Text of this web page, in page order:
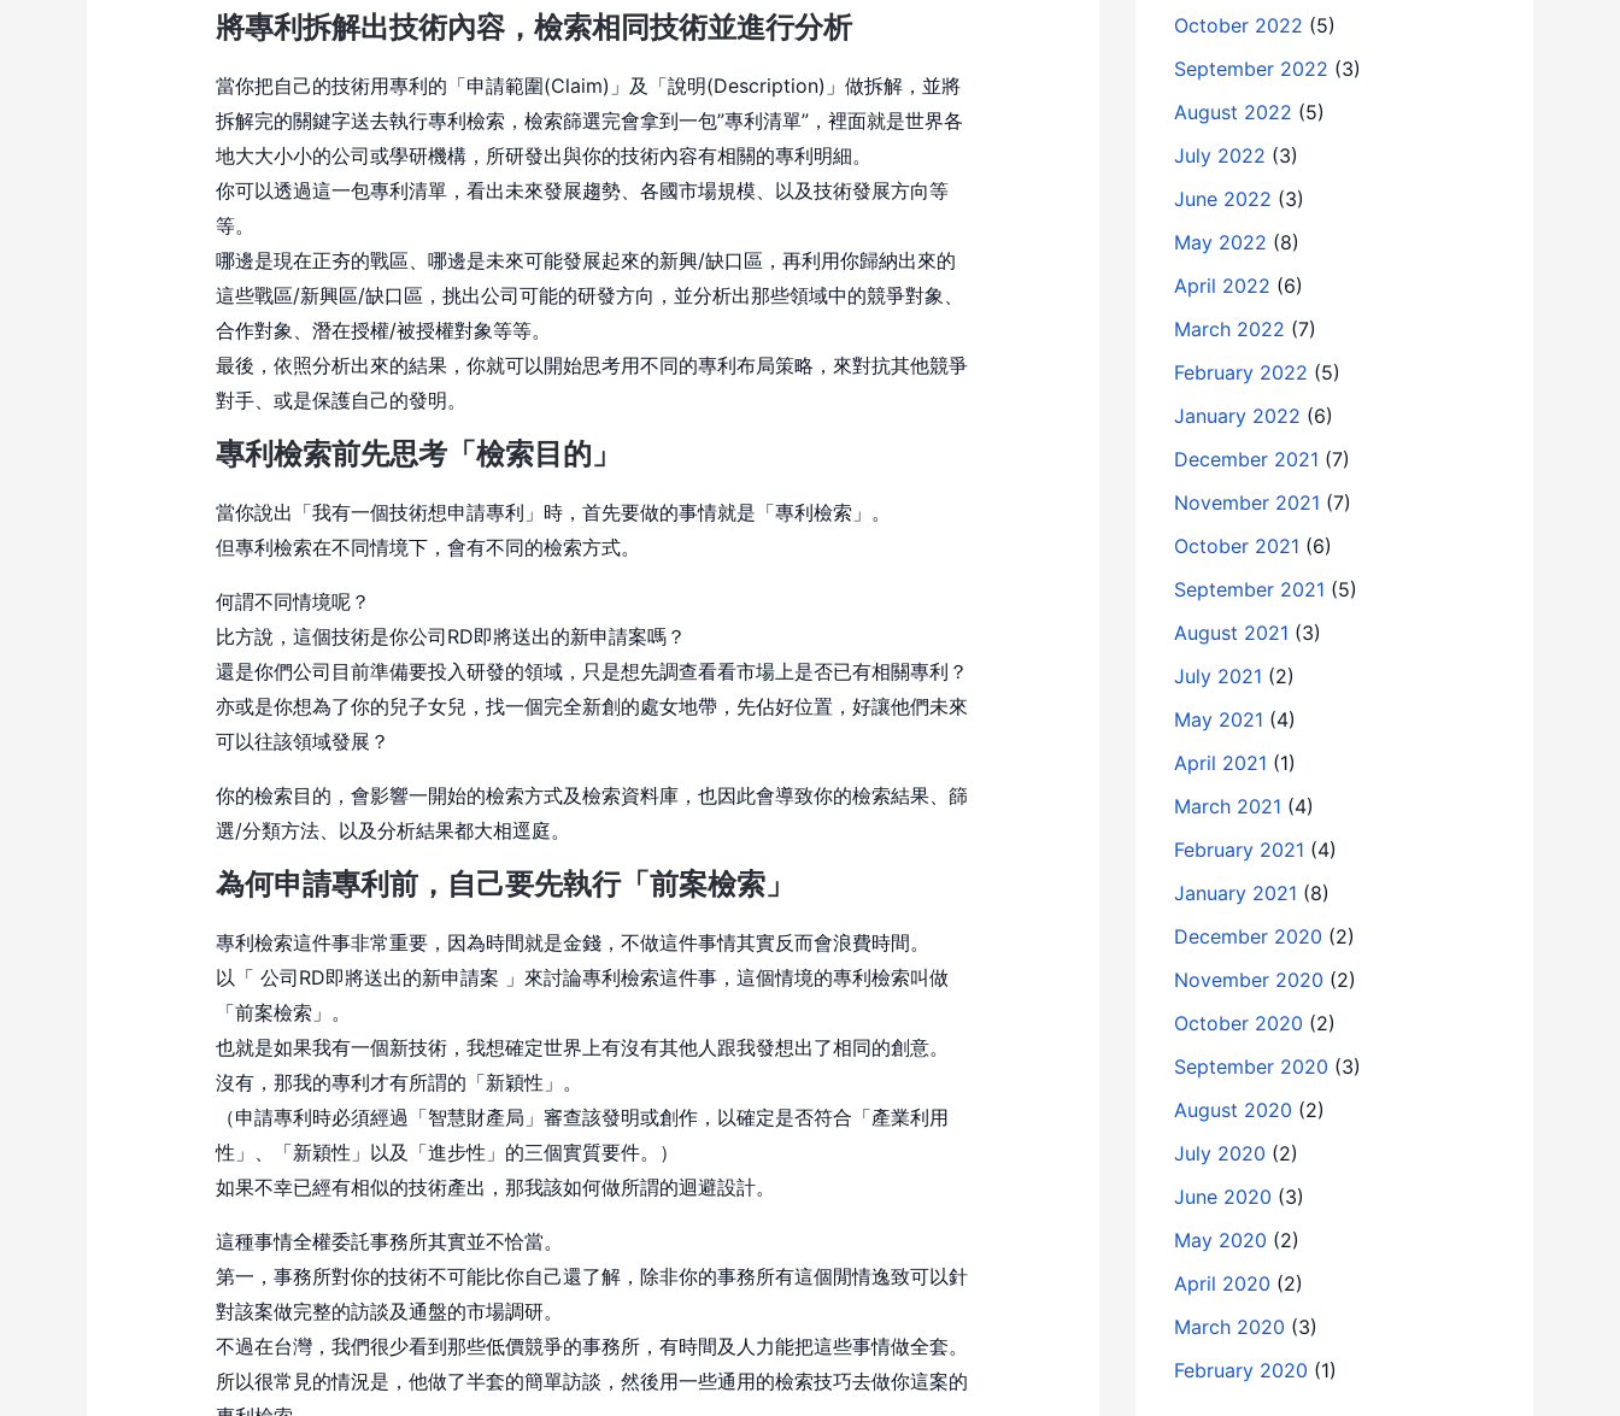
將專利拆解出技術內容，檢索相同技術並進行分析
當你把自己的技術用專利的「申請範圍(Claim)」及「說明(Description)」做拆解，並將
拆解完的關鍵字送去執行專利檢索，檢索篩選完會拿到一包”專利清單”，裡面就是世界各
地大大小小的公司或學研機構，所研發出與你的技術內容有相關的專利明細。
你可以透過這一包專利清單，看出未來發展趨勢、各國市場規模、以及技術發展方向等
等。
哪邊是現在正夯的戰區、哪邊是未來可能發展起來的新興/缺口區，再利用你歸納出來的
這些戰區/新興區/缺口區，挑出公司可能的研發方向，並分析出那些領域中的競爭對象、
合作對象、潛在授權/被授權對象等等。
最後，依照分析出來的結果，你就可以開始思考用不同的專利布局策略，來對抗其他競爭
對手、或是保護自己的發明。
專利檢索前先思考「檢索目的」
當你說出「我有一個技術想申請專利」時，首先要做的事情就是「專利檢索」。
但專利檢索在不同情境下，會有不同的檢索方式。
何謂不同情境呢？
比方說，這個技術是你公司RD即將送出的新申請案嗎？
還是你們公司目前準備要投入研發的領域，只是想先調查看看市場上是否已有相關專利？
亦或是你想為了你的兒子女兒，找一個完全新創的處女地帶，先佔好位置，好讓他們未來
可以往該領域發展？
你的檢索目的，會影響一開始的檢索方式及檢索資料庫，也因此會導致你的檢索結果、篩
選/分類方法、以及分析結果都大相逕庭。
為何申請專利前，自己要先執行「前案檢索」
專利檢索這件事非常重要，因為時間就是金錢，不做這件事情其實反而會浪費時間。
以「 公司RD即將送出的新申請案 」來討論專利檢索這件事，這個情境的專利檢索叫做
「前案檢索」。
也就是如果我有一個新技術，我想確定世界上有沒有其他人跟我發想出了相同的創意。
沒有，那我的專利才有所謂的「新穎性」。
（申請專利時必須經過「智慧財產局」審查該發明或創作，以確定是否符合「產業利用
性」、「新穎性」以及「進步性」的三個實質要件。）
如果不幸已經有相似的技術產出，那我該如何做所謂的迴避設計。
這種事情全權委託事務所其實並不恰當。
第一，事務所對你的技術不可能比你自己還了解，除非你的事務所有這個閒情逸致可以針
對該案做完整的訪談及通盤的市場調研。
不過在台灣，我們很少看到那些低價競爭的事務所，有時間及人力能把這些事情做全套。
所以很常見的情況是，他做了半套的簡單訪談，然後用一些通用的檢索技巧去做你這案的
October 2022 (5)
September 2022 (3)
August 2022 (5)
July 2022 (3)
June 2022 (3)
May 2022 (8)
April 2022 (6)
March 2022 (7)
February 2022 (5)
January 2022 (6)
December 2021 (7)
November 2021 (7)
October 2021 (6)
September 2021 (5)
August 2021 (3)
July 2021 (2)
May 2021 (4)
April 2021 (1)
March 2021 (4)
February 2021 (4)
January 2021 (8)
December 2020 (2)
November 2020 (2)
October 2020 (2)
September 2020 (3)
August 2020 (2)
July 2020 (2)
June 2020 (3)
May 2020 (2)
April 2020 (2)
March 2020 (3)
February 2020 (1)